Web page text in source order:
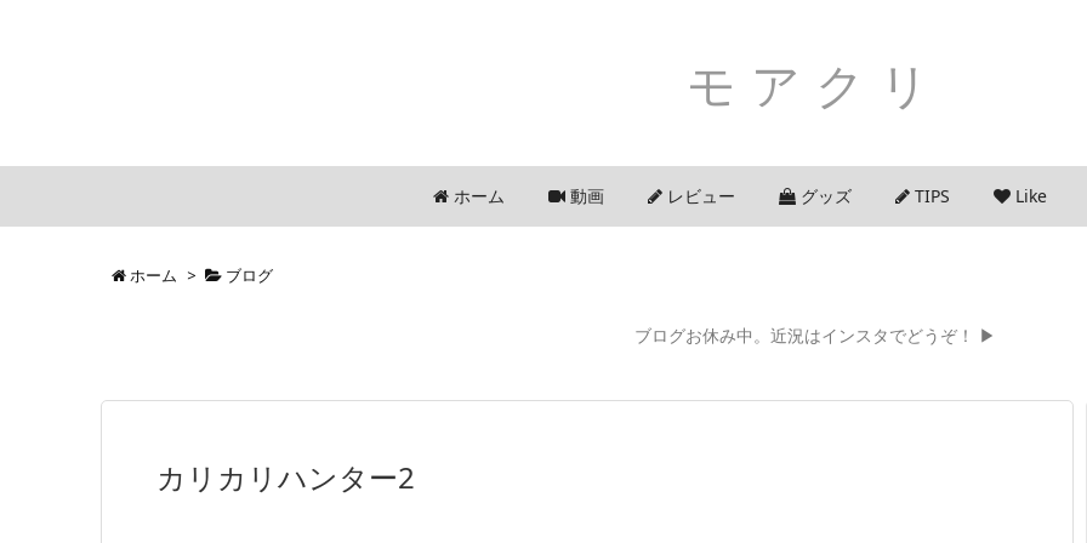
モアクリ
ホーム 動画 レビュー グッズ TIPS Like
ホーム > ブログ
ブログお休み中。近況はインスタでどうぞ！ ▶
カリカリハンター2